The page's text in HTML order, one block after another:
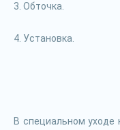
3. Обточка.
4. Установка.
В специальном уходе